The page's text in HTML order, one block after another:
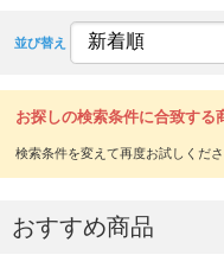
並び替え
お探しの検索条件に合致する
おすすめ商品